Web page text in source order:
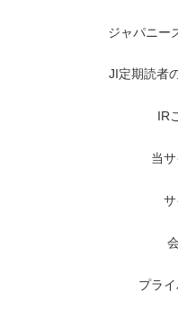
ジャパニー
JI定期読者
IR
当
プラ